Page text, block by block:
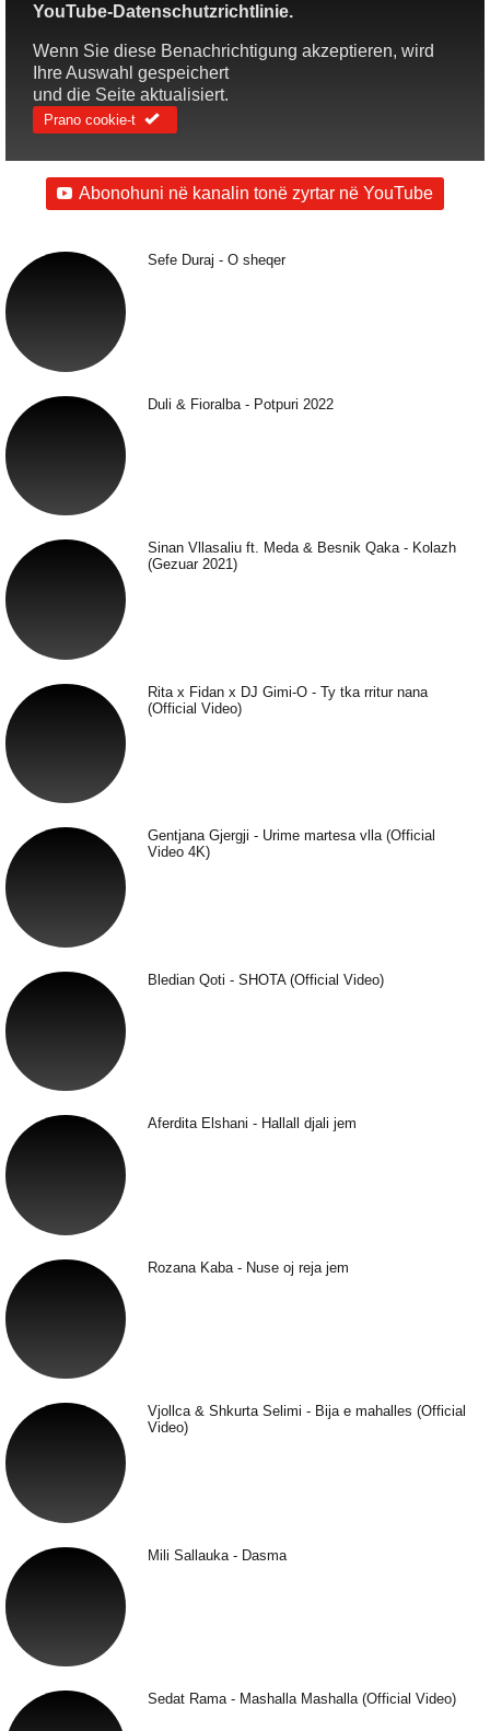
YouTube-Datenschutzrichtlinie.
Wenn Sie diese Benachrichtigung akzeptieren, wird
Ihre Auswahl gespeichert
und die Seite aktualisiert.
Prano cookie-t
Abonohuni në kanalin tonë zyrtar në YouTube
Sefe Duraj - O sheqer
Duli & Fioralba - Potpuri 2022
Sinan Vllasaliu ft. Meda & Besnik Qaka - Kolazh
(Gezuar 2021)
Rita x Fidan x DJ Gimi-O - Ty tka rritur nana
(Official Video)
Gentjana Gjergji - Urime martesa vlla (Official
Video 4K)
Bledian Qoti - SHOTA (Official Video)
Aferdita Elshani - Hallall djali jem
Rozana Kaba - Nuse oj reja jem
Vjollca & Shkurta Selimi - Bija e mahalles (Official
Video)
Mili Sallauka - Dasma
Sedat Rama - Mashalla Mashalla (Official Video)